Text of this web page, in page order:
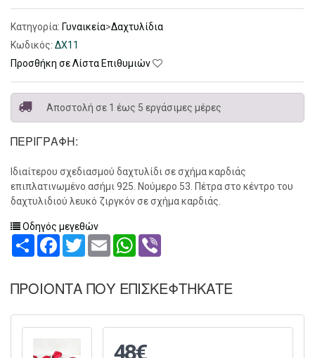
Κατηγορία: Γυναικεία>Δαχτυλίδια
Κωδικός: ΔΧ11
Προσθήκη σε Λίστα Επιθυμιών
Αποστολή σε 1 έως 5 εργάσιμες μέρες
ΠΕΡΙΓΡΑΦΉ:
Ιδιαίτερου σχεδιασμού δαχτυλίδι σε σχήμα καρδιάς
επιπλατινωμένο ασήμι 925. Νούμερο 53. Πέτρα στο κέντρο του
δαχτυλιδιού λευκό ζιργκόν σε σχήμα καρδιάς.
Οδηγός μεγεθών
Share FacebookTwitterEmail WhatsApp
ΠΡΟΙΟΝΤΑ ΠΟΥ ΕΠΙΣΚΕΦΤΗΚΑΤΕ
48€